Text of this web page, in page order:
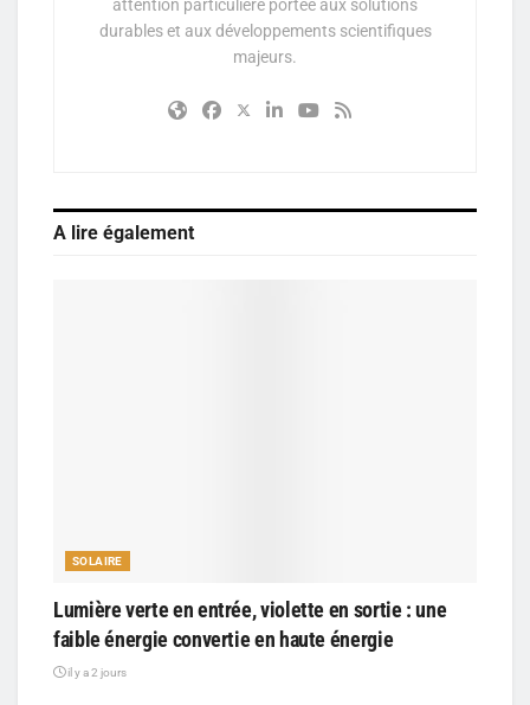
attention particulière portée aux solutions
durables et aux développements scientifiques
majeurs.
A lire également
SOLAIRE
Lumière verte en entrée, violette en sortie : une
faible énergie convertie en haute énergie
il y a 2 jours